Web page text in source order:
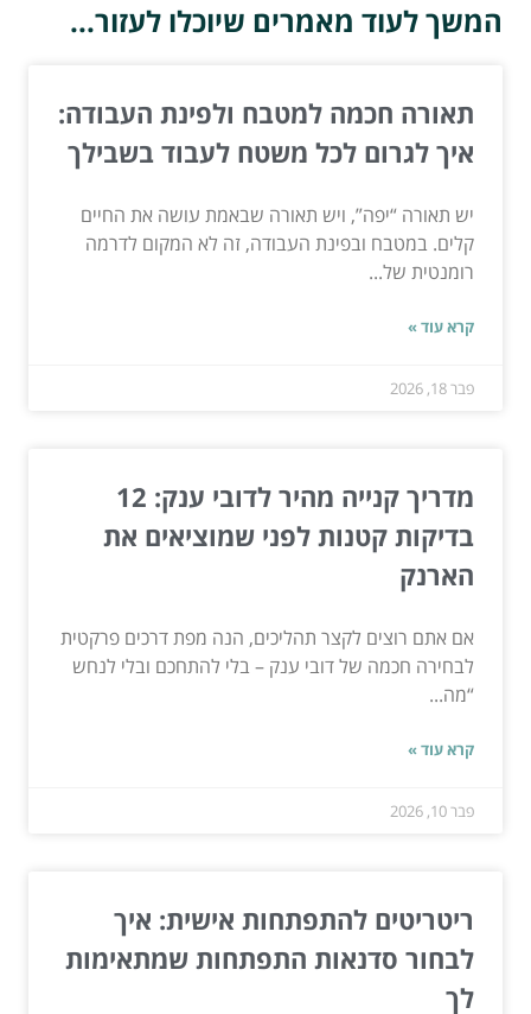
המשך לעוד מאמרים שיוכלו לעזור...
תאורה חכמה למטבח ולפינת העבודה:
איך לגרום לכל משטח לעבוד בשבילך
יש תאורה “יפה”, ויש תאורה שבאמת עושה את החיים
קלים. במטבח ובפינת העבודה, זה לא המקום לדרמה
רומנטית של...
קרא עוד »
פבר 18, 2026
מדריך קנייה מהיר לדובי ענק: 12
בדיקות קטנות לפני שמוציאים את
הארנק
אם אתם רוצים לקצר תהליכים, הנה מפת דרכים פרקטית
לבחירה חכמה של דובי ענק – בלי להתחכם ובלי לנחש
“מה...
קרא עוד »
פבר 10, 2026
ריטריטים להתפתחות אישית: איך
לבחור סדנאות התפתחות שמתאימות
לך